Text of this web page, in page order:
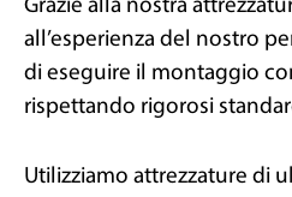
Grazie alla nostra
all’esperienza del nostro
di eseguire il montaggio
rispettando rigorosi
Utilizziamo attrezzature di